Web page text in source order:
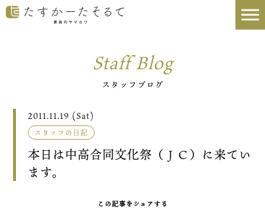
Staff Blog
スタッフブログ
2011.11.19 (Sat)
スタッフの日記
本日は中高合同文化祭（ＪＣ）に来てい
ます。
この記事をシェアする